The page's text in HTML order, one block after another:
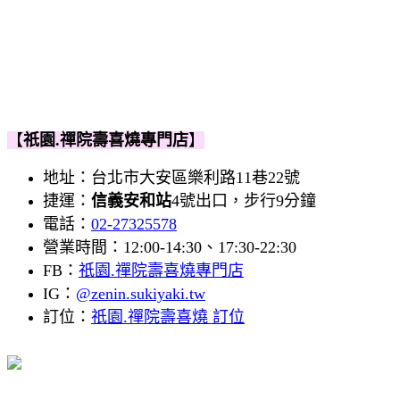
【祇園.禪院壽喜燒專門店】
地址： 台北市大安區樂利路11巷22號
捷運： 信義安和站4號出口，步行9分鐘
電話： 02-27325578
營業時間：12:00-14:30、17:30-22:30
FB： 祇園.禪院壽喜燒專門店
IG： @zenin.sukiyaki.tw
訂位： 祇園.禪院壽喜燒 訂位